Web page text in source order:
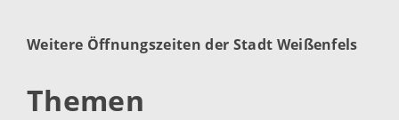
Weitere Öffnungszeiten der Stadt Weißenfels
Themen